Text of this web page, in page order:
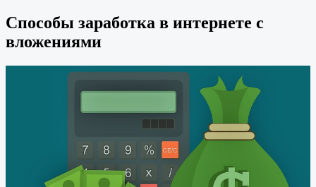
Способы заработка в интернете с
вложениями